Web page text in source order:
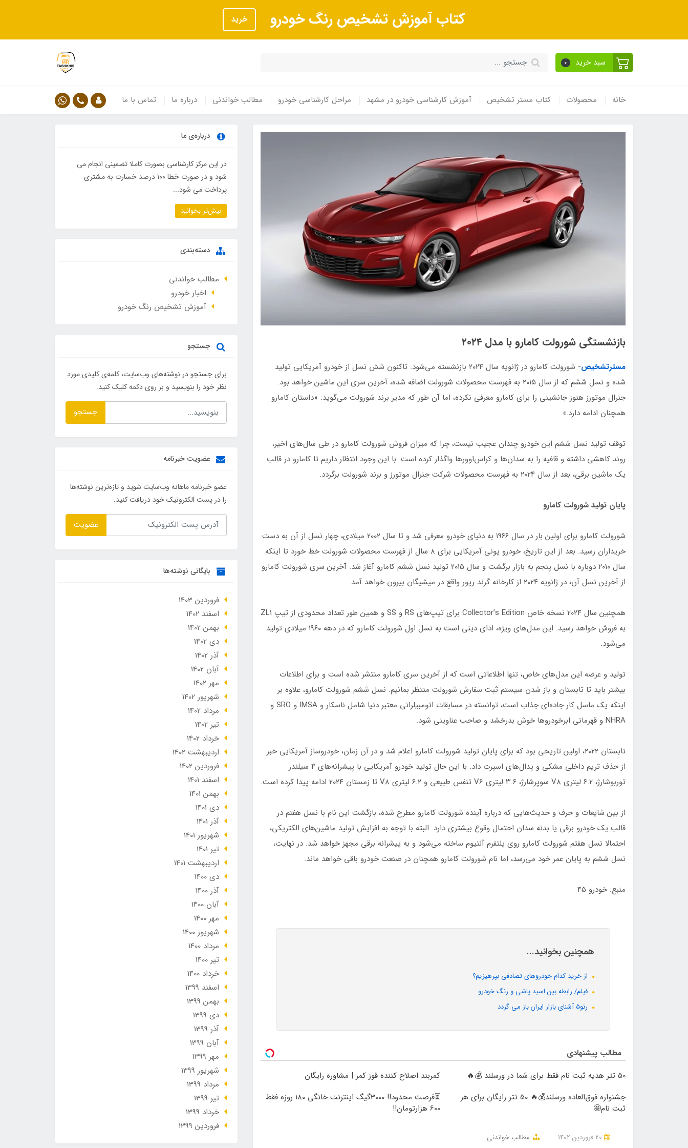
کتاب آموزش تشخیص رنگ خودرو خرید
سبد خرید 0
خانه محصولات کتاب مستر تشخیص آموزش کارشناسی خودرو در مشهد مراحل کارشناسی خودرو مطالب خواندنی درباره ما تماس با ما
بازنشستگی شورولت کامارو با مدل ۲۰۲۴
مسترتشخیص
- شورولت کامارو در ژانویه سال ۲۰۲۴ بازنشسته می‌شود. تاکنون شش نسل از خودرو آمریکایی تولید
شده و نسل ششم که از سال ۲۰۱۵ به فهرست محصولات شورولت اضافه شده، آخرین سری این ماشین خواهد بود.
جنرال موتورز هنوز جانشینی را برای کامارو معرفی نکرده، اما آن طور که مدیر برند شورولت می‌گوید: «داستان کامارو
همچنان ادامه دارد.»
توقف تولید نسل ششم این خودرو چندان عجیب نیست، چرا که میزان فروش شورولت کامارو در طی سال‌های اخیر،
روند کاهشی داشته و قافیه را به سدان‌ها و کراس‌اوورها واگذار کرده است. با این وجود انتظار داریم تا کامارو در قالب
یک ماشین برقی، بعد از سال ۲۰۲۴ به فهرست محصولات شرکت جنرال موتورز و برند شورولت برگردد.
پایان تولید شورولت کامارو
شورولت کامارو برای اولین بار در سال ۱۹۶۶ به دنیای خودرو معرفی شد و تا سال ۲۰۰۲ میلادی، چهار نسل از آن به دست
خریداران رسید. بعد از این تاریخ، خودرو پونی آمریکایی برای ۸ سال از فهرست محصولات شورولت خط خورد تا اینکه
سال ۲۰۱۰ دوباره با نسل پنجم به بازار برگشت و سال ۲۰۱۵ تولید نسل ششم کامارو آغاز شد. آخرین سری شورولت کامارو
از آخرین نسل آن، در ژانویه ۲۰۲۴ از کارخانه گرند ریور واقع در میشیگان بیرون خواهد آمد.
همچنین سال ۲۰۲۴ نسخه خاص Collector’s Edition برای تیپ‌های RS و SS و همین طور تعداد محدودی از تیپ ZL1
به فروش خواهد رسید. این مدل‌های ویژه، ادای دینی است به نسل اول شورولت کامارو که در دهه ۱۹۶۰ میلادی تولید
می‌شود.
تولید و عرضه این مدل‌های خاص، تنها اطلاعاتی است که از آخرین سری کامارو منتشر شده است و برای اطلاعات
بیشتر باید تا تابستان و باز شدن سیستم ثبت سفارش شورولت منتظر بمانیم. نسل ششم شورولت کامارو، علاوه بر
اینکه یک ماسل کار جاده‌ای جذاب است، توانسته در مسابقات اتومبیلرانی معتبر دنیا شامل ناسکار و IMSA و SRO و
NHRA و قهرمانی ابرخودروها خوش بدرخشد و صاحب عناوینی شود.
تابستان ۲۰۲۲، اولین تاریخی بود که برای پایان تولید شورولت کامارو اعلام شد و در آن زمان، خودروساز آمریکایی خبر
از حذف تریم داخلی مشکی و پدال‌های اسپرت داد. با این حال تولید خودرو آمریکایی با پیشرانه‌های ۴ سیلندر
توربوشارژ، ۶.۲ لیتری V8 سوپرشارژ، ۳.۶ لیتری V6 تنفس طبیعی و ۶.۲ لیتری V8 تا زمستان ۲۰۲۴ ادامه پیدا کرده است.
از بین شایعات و حرف و حدیث‌هایی که درباره آینده شورولت کامارو مطرح شده، بازگشت این نام با نسل هفتم در
قالب یک خودرو برقی یا بدنه سدان احتمال وقوع بیشتری دارد. البته با توجه به افزایش تولید ماشین‌های الکتریکی،
احتمالا نسل هفتم شورولت کامارو روی پلتفرم آلتیوم ساخته می‌شود و به پیشرانه برقی مجهز خواهد شد. در نهایت،
نسل ششم به پایان عمر خود می‌رسد، اما نام شورولت کامارو همچنان در صنعت خودرو باقی خواهد ماند.
منبع: خودرو 45
همچنین بخوانید...
از خرید کدام خودروهای تصادفی بپرهیزیم؟
فیلم/ رابطه بین اسید پاشی و رنگ خودرو
رنو5 آشنای بازار ایران باز می گردد
مطالب پیشنهادی
50 تتر هدیه ثبت نام فقط برای شما در ورسلند 💰🔥
کمربند اصلاح کننده قوز کمر | مشاوره رایگان
جشنواره فوق‌العاده ورسلند💰🔥 50 تتر رایگان برای هر
ثبت نام🤩
⏳فرصت محدود!! 3000گیگ اینترنت خانگی 180 روزه فقط
600 هزارتومان!!
مطالب خواندنی
درباره‌ی ما
در این مرکز کارشناسی بصورت کاملا تضمینی انجام می
شود و در صورت خطا ۱۰۰ درصد خسارت به مشتری
پرداخت می شود...
بیش‌تر بخوانید
دسته‌بندی
مطالب خواندنی
اخبار خودرو
آموزش تشخیص رنگ خودرو
جستجو
برای جستجو در نوشته‌های وب‌سایت، کلمه‌ی کلیدی مورد
نظر خود را بنویسید و بر روی دکمه کلیک کنید.
جستجو
عضویت خبرنامه
عضو خبرنامه ماهانه وب‌سایت شوید و تازه‌ترین نوشته‌ها
را در پست الکترونیک خود دریافت کنید.
عضویت
بایگانی نوشته‌ها
فروردین 1403
اسفند 1402
بهمن 1402
دی 1402
آذر 1402
آبان 1402
مهر 1402
شهریور 1402
مرداد 1402
تير 1402
خرداد 1402
ارديبهشت 1402
فروردین 1402
اسفند 1401
بهمن 1401
دی 1401
آذر 1401
شهریور 1401
تير 1401
ارديبهشت 1401
دی 1400
آذر 1400
آبان 1400
مهر 1400
شهریور 1400
مرداد 1400
تير 1400
خرداد 1400
اسفند 1399
بهمن 1399
دی 1399
آذر 1399
آبان 1399
مهر 1399
شهریور 1399
مرداد 1399
تير 1399
خرداد 1399
فروردین 1399